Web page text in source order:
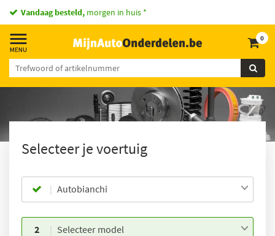
Vandaag besteld, morgen in huis *
0
Selecteer je voertuig
Autobianchi
2 Selecteer model